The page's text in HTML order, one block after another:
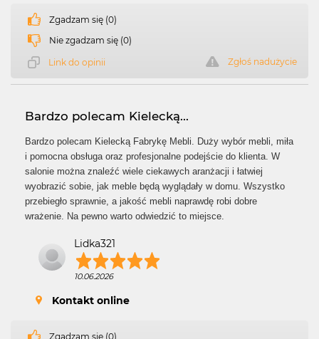
Zgadzam się (0)
Nie zgadzam się (0)
Link do opinii Zgłoś nadużycie
Bardzo polecam Kielecką...
Bardzo polecam Kielecką Fabrykę Mebli. Duży wybór mebli, miła
i pomocna obsługa oraz profesjonalne podejście do klienta. W
salonie można znaleźć wiele ciekawych aranżacji i łatwiej
wyobrazić sobie, jak meble będą wyglądały w domu. Wszystko
przebiegło sprawnie, a jakość mebli naprawdę robi dobre
wrażenie. Na pewno warto odwiedzić to miejsce.
Lidka321
10.06.2026
Kontakt online
Zgadzam się (0)